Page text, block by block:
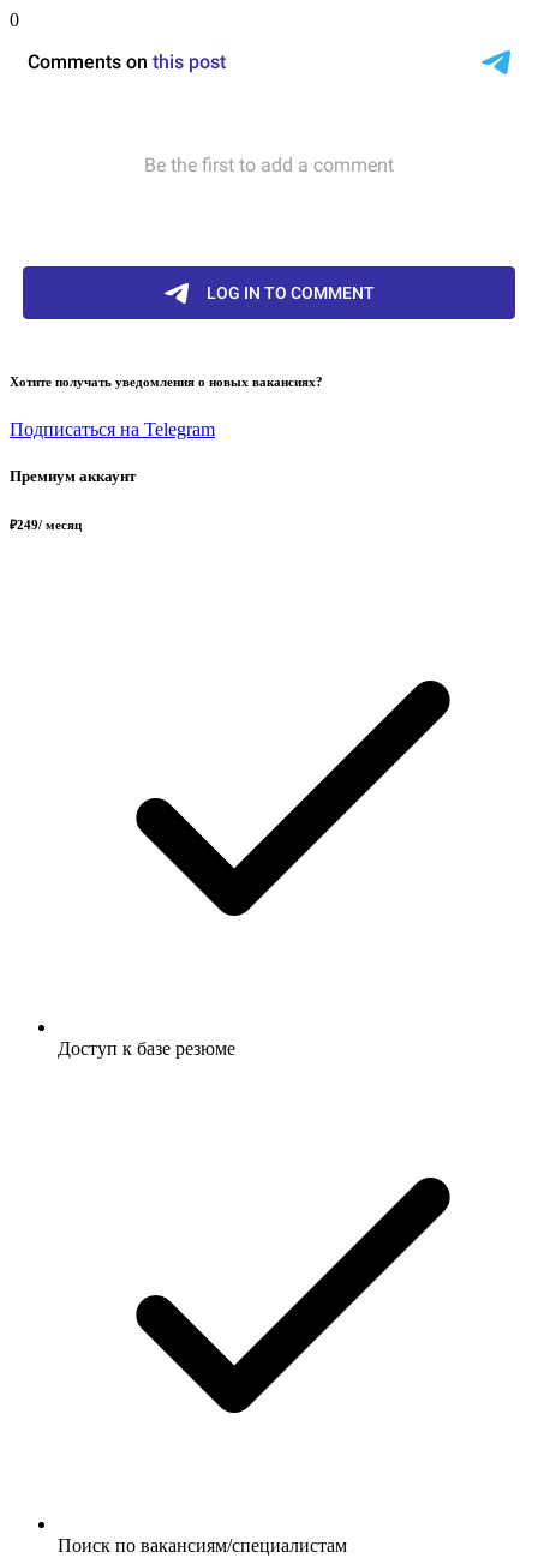
0
Хотите получать уведомления о новых вакансиях?
Подписаться на Telegram
Премиум аккаунт
₽249/ месяц
Доступ к базе резюме
Поиск по вакансиям/специалистам